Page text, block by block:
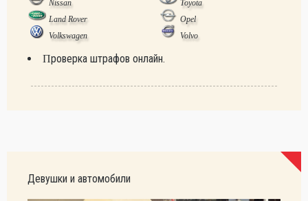
Nissan
Toyota
Land Rover
Opel
Volkswagen
Volvo
Проверка штрафов онлайн.
Девушки и автомобили